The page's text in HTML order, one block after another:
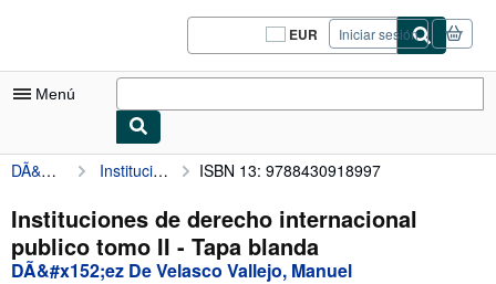
Pasar al contenido principal
EUR
Preferencias
de
del
Iniciar sesión
Menú
Mi cuenta
Consultar mis pedidos
Cerrar sesión
DÃ&#x152;ez De Velasco Vallejo, Manuel Instituciones de derecho internacional publico tomo II ISBN 13: 9788430918997
Instituciones de derecho internacional
publico tomo II - Tapa blanda
DÃ&#x152;ez De Velasco Vallejo, Manuel